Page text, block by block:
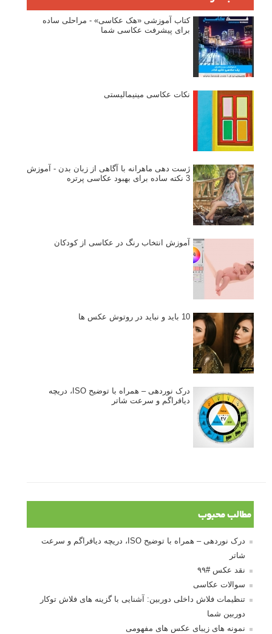
کتاب آموزشی «هک عکاسی» - مراحلی ساده
برای پیشرفت عکاسی شما
نکات عکاسی مینیمالیستی
ژست دهی ماهرانه با آگاهی از زبان بدن - آموزش
3 نکته ساده برای بهبود عکاسی پرتره
آموزش انتخاب رنگ در عکاسی از کودکان
10 باید و نباید در روتوش عکس ها
درک نوردهی – همراه با توضیح ISO، دریچه
دیافراگم و سرعت شاتر
مطالب محبوب
درک نوردهی – همراه با توضیح ISO، دریچه دیافراگم و سرعت
شاتر
نقد عکس #۹۹
سوالات عکاسی
تنظیمات فلاش داخلی دوربین: آشنایی با گزینه های فلاش توکار
دوربین شما
نمونه های زیبای عکس های مفهومی